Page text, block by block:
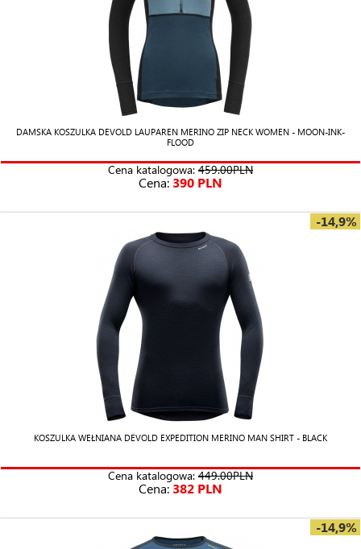
DAMSKA KOSZULKA DEVOLD LAUPAREN MERINO ZIP NECK WOMEN - MOON-INK-
FLOOD
Cena katalogowa: 459.00PLN
Cena: 390 PLN
-14,9%
KOSZULKA WEŁNIANA DEVOLD EXPEDITION MERINO MAN SHIRT - BLACK
Cena katalogowa: 449.00PLN
Cena: 382 PLN
-14,9%